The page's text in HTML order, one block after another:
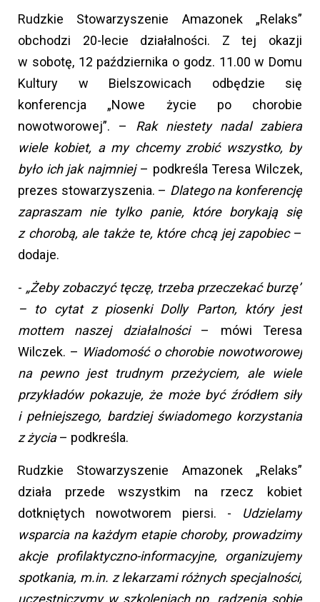
Rudzkie Stowarzyszenie Amazonek „Relaks”
obchodzi 20-lecie działalności. Z tej okazji
w sobotę, 12 października o godz. 11.00 w Domu
Kultury w Bielszowicach odbędzie się
konferencja „Nowe życie po chorobie
nowotworowej”. – Rak niestety nadal zabiera
wiele kobiet, a my chcemy zrobić wszystko, by
było ich jak najmniej– podkreśla Teresa Wilczek,
prezes stowarzyszenia. – Dlatego na konferencję
zapraszam nie tylko panie, które borykają się
z chorobą, ale także te, które chcą jej zapobiec –
dodaje.
- „Żeby zobaczyć tęczę, trzeba przeczekać burzę”
– to cytat z piosenki Dolly Parton, który jest
mottem naszej działalności– mówi Teresa
Wilczek. – Wiadomość o chorobie nowotworowej
na pewno jest trudnym przeżyciem, ale wiele
przykładów pokazuje, że może być źródłem siły
i pełniejszego, bardziej świadomego korzystania
z życia– podkreśla.
Rudzkie Stowarzyszenie Amazonek „Relaks”
działa przede wszystkim na rzecz kobiet
dotkniętych nowotworem piersi. - Udzielamy
wsparcia na każdym etapie choroby, prowadzimy
akcje profilaktyczno-informacyjne, organizujemy
spotkania, m.in. z lekarzami różnych specjalności,
uczestniczymy w szkoleniach np. radzenia sobie